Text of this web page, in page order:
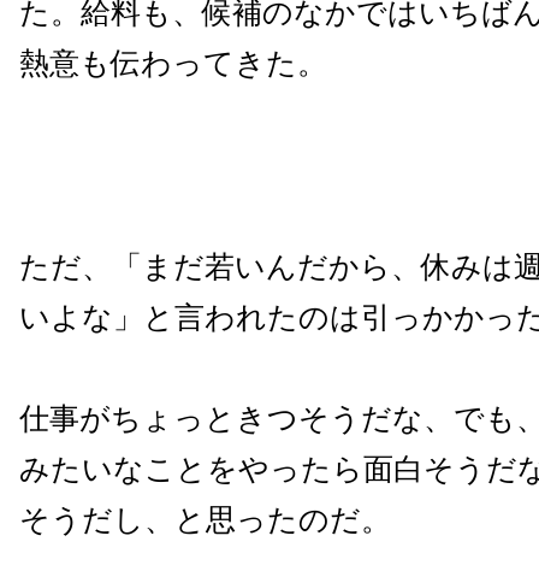
た。給料も、候補のなかではいちば
熱意も伝わってきた。
ただ、「まだ若いんだから、休みは
いよな」と言われたのは引っかかっ
仕事がちょっときつそうだな、でも
みたいなことをやったら面白そうだ
そうだし、と思ったのだ。